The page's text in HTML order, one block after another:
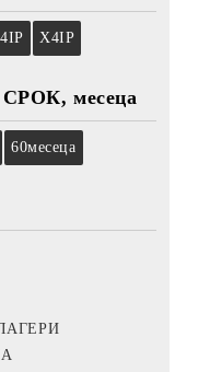
IP X4IP
месеца
60месеца